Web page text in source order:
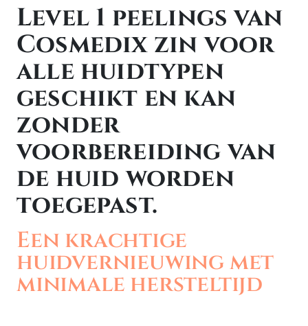
Level 1 peelings van
Cosmedix zin voor
alle huidtypen
geschikt en kan
zonder
voorbereiding van
de huid worden
toegepast.
Een krachtige
huidvernieuwing met
minimale hersteltijd